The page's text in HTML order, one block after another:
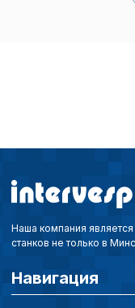
Наша компания
станков не только в
Навигация